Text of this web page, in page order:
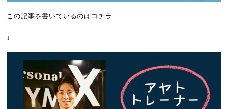
この記事を書いているのはコチラ
↓